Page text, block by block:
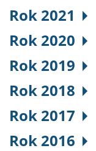
Rok 2021
Rok 2020
Rok 2019
Rok 2018
Rok 2017
Rok 2016